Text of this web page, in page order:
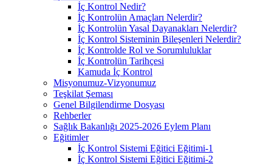
İç Kontrol Nedir?
İç Kontrolün Amaçları Nelerdir?
İç Kontrolün Yasal Dayanakları Nelerdir?
İç Kontrol Sisteminin Bileşenleri Nelerdir?
İç Kontrolde Rol ve Sorumluluklar
İç Kontrolün Tarihçesi
Kamuda İç Kontrol
Misyonumuz-Vizyonumuz
Teşkilat Şeması
Genel Bilgilendirme Dosyası
Rehberler
Sağlık Bakanlığı 2025-2026 Eylem Planı
Eğitimler
İç Kontrol Sistemi Eğitici Eğitimi-1
İç Kontrol Sistemi Eğitici Eğitimi-2